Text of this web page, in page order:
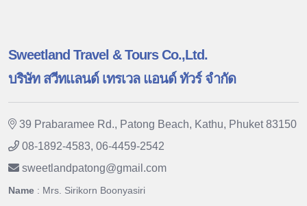
Sweetland Travel & Tours Co.,Ltd.
บริษัท สวีทแลนด์ เทรเวล แอนด์ ทัวร์ จำกัด
39 Prabaramee Rd., Patong Beach, Kathu, Phuket 83150
08-1892-4583, 06-4459-2542
sweetlandpatong@gmail.com
Name : Mrs. Sirikorn Boonyasiri